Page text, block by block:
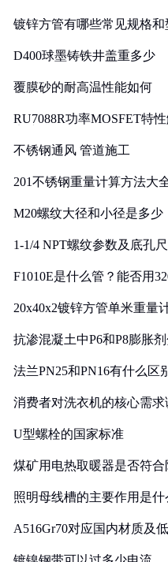
镀锌方管有哪些常见规格和
D400球墨铸铁井盖重多少
覆膜砂的耐高温性能如何
RU7088R功率MOSFET特
不锈钢通风 管道施工
201不锈钢重量计算方法大
M20螺纹大径和小径是多少
1-1/4 NPT螺纹参数及底孔
F1010E是什么管？能否用
20x40x2镀锌方管单米重量
抗渗混凝土中P6和P8膨胀
法兰PN25和PN16有什么区
消费者对洗衣机的核心需
U型螺栓的国家标准
煤矿用电热取暖器是否符
照明母线槽的主要作用是什
A516Gr70对应国内材质及